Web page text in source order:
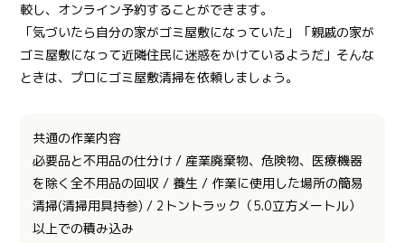
較し、オンライン予約することができます。
「気づいたら自分の家がゴミ屋敷になっていた」「親戚の家が
ゴミ屋敷になって近隣住民に迷惑をかけているようだ」そんな
ときは、プロにゴミ屋敷清掃を依頼しましょう。
共通の作業内容
必要品と不用品の仕分け / 産業廃棄物、危険物、医療機器
を除く全不用品の回収 / 養生 / 作業に使用した場所の簡易
清掃(清掃用具持参) / 2トントラック（5.0立方メートル）
以上での積み込み